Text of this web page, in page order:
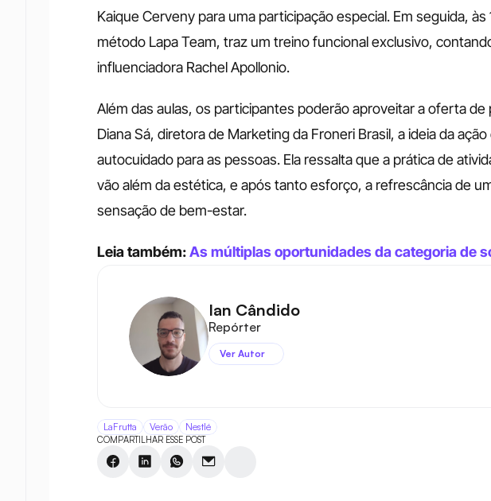
Kaique Cerveny para uma participação especial. Em seguida, às
método Lapa Team, traz um treino funcional exclusivo,
influenciadora Rachel Apollonio.
Além das aulas, os participantes poderão aproveitar a oferta
Diana Sá, diretora de Marketing da Froneri Brasil, a ideia da
autocuidado para as pessoas. Ela ressalta que a prática de
vão além da estética, e após tanto esforço, a refrescância de
sensação de bem-estar.
Leia também: As múltiplas oportunidades da categoria de
LaFrutta Verão Nestlé
COMPARTILHAR ESSE POST
Ian Cândido
Repórter
Ver Autor